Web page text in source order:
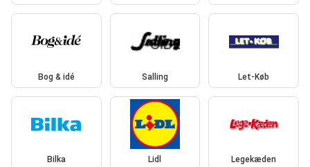
Bog & idé Salling Let-Køb
Bilka Lidl Legekæden